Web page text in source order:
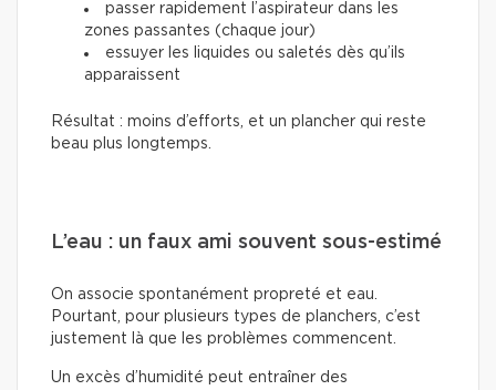
passer rapidement l’aspirateur dans les
zones passantes (chaque jour)
essuyer les liquides ou saletés dès qu’ils
apparaissent
Résultat : moins d’efforts, et un plancher qui reste
beau plus longtemps.
L’eau : un faux ami souvent sous-estimé
On associe spontanément propreté et eau.
Pourtant, pour plusieurs types de planchers, c’est
justement là que les problèmes commencent.
Un excès d’humidité peut entraîner des